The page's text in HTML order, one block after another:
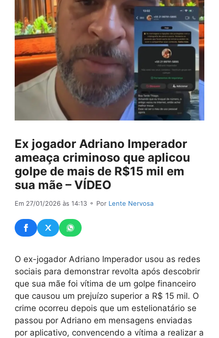
Ex jogador Adriano Imperador
ameaça criminoso que aplicou
golpe de mais de R$15 mil em
sua mãe – VÍDEO
Em 27/01/2026 às 14:13 ⚬ Por Lente Nervosa
O ex-jogador Adriano Imperador usou as redes
sociais para demonstrar revolta após descobrir
que sua mãe foi vítima de um golpe financeiro
que causou um prejuízo superior a R$ 15 mil. O
crime ocorreu depois que um estelionatário se
passou por Adriano em mensagens enviadas
por aplicativo, convencendo a vítima a realizar a